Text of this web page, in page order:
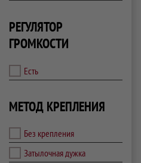
РЕГУЛЯТОР
ГРОМКОСТИ
Есть
МЕТОД КРЕПЛЕНИЯ
Без крепления
Затылочная дужка